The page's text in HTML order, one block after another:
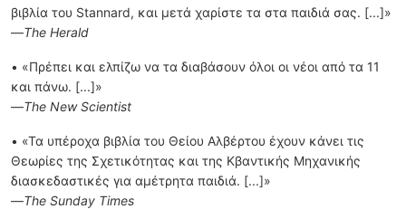
βιβλία του Stannard, και µετά χαρίστε τα στα παιδιά σας. [...]»
—The Herald
• «Πρέπει και ελπίζω να τα διαβάσουν όλοι οι νέοι από τα 11
και πάνω. [...]»
—The New Scientist
• «Τα υπέροχα βιβλία του Θείου Αλβέρτου έχουν κάνει τις
Θεωρίες της Σχετικότητας και της Κβαντικής Μηχανικής
διασκεδαστικές για αµέτρητα παιδιά. [...]»
—The Sunday Times